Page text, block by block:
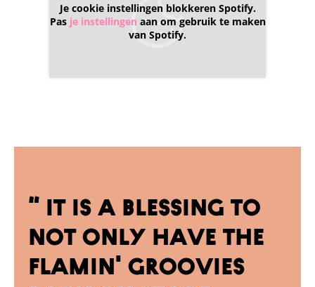
Je cookie instellingen blokkeren Spotify.
Pas je instellingen aan om gebruik te maken
van Spotify.
not only have the
Flamin' Groovies